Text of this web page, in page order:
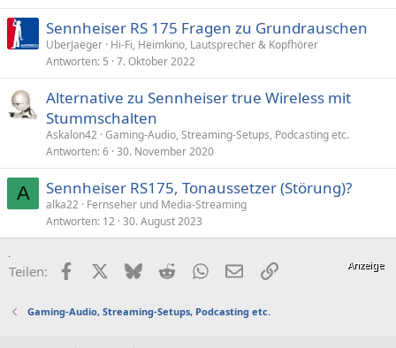
Sennheiser RS 175 Fragen zu Grundrauschen
UberJaeger Hi-Fi, Heimkino, Lautsprecher & Kopfhörer
Antworten 5 7. Oktober 2022
Alternative zu Sennheiser true Wireless mit
Stummschalten
Askalon42 Gaming-Audio, Streaming-Setups, Podcasting etc.
Antworten 6 30. November 2020
A Sennheiser RS175, Tonaussetzer (Störung)?
alka22 Fernseher und Media-Streaming
Antworten 12 30. August 2023
Teilen: FacebookX (Twitter)
BlueskyRedditWhatsApp
E-MailLink
Gaming-Audio, Streaming-Setups, Podcasting etc.